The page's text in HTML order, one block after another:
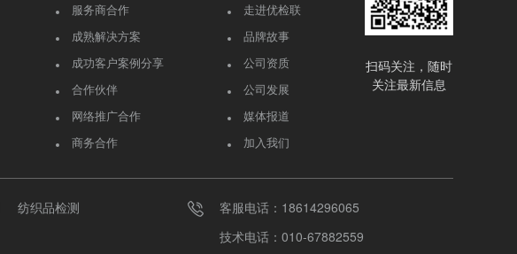
服务商合作
成熟解决方案
成功客户案例分享
合作伙伴
网络推广合作
商务合作
走进优检联
品牌故事
公司资质
公司发展
媒体报道
加入我们
扫码关注，随时
关注最新信息
纺织品检测
客服电话：18614296065
技术电话：010-67882559